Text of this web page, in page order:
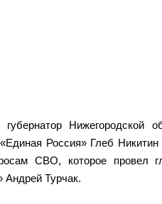
Нижегородской
Россия» Глеб
СВО, которое провел
Андрей Турчак.